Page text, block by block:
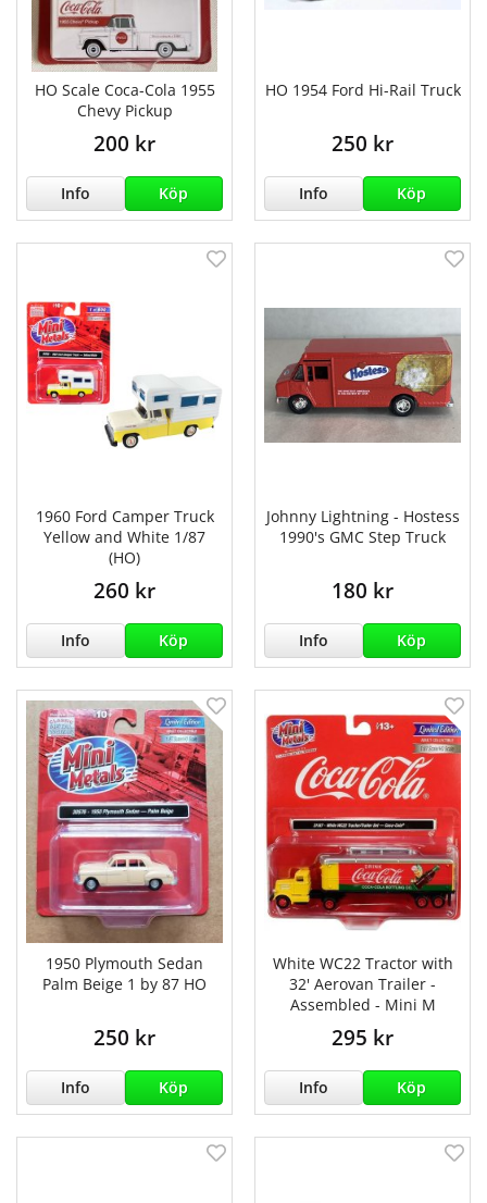
HO Scale Coca-Cola 1955
Chevy Pickup
200 kr
Info Köp
HO 1954 Ford Hi-Rail Truck
250 kr
Info Köp
1960 Ford Camper Truck
Yellow and White 1/87
(HO)
260 kr
Info Köp
Johnny Lightning - Hostess
1990's GMC Step Truck
180 kr
Info Köp
1950 Plymouth Sedan
Palm Beige 1 by 87 HO
250 kr
Info Köp
White WC22 Tractor with
32' Aerovan Trailer -
Assembled - Mini M
295 kr
Info Köp